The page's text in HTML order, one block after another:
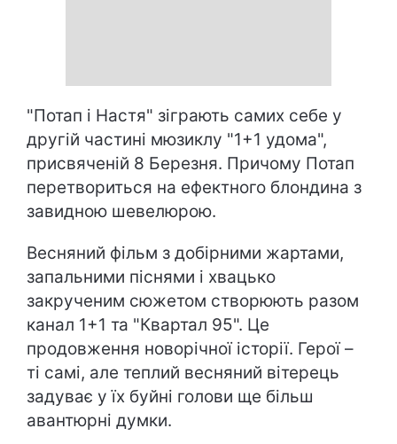
"Потап і Настя" зіграють самих себе у
другій частині мюзиклу "1+1 удома",
присвяченій 8 Березня. Причому Потап
перетвориться на ефектного блондина з
завидною шевелюрою.
Весняний фільм з добірними жартами,
запальними піснями і хвацько
закрученим сюжетом створюють разом
канал 1+1 та "Квартал 95". Це
продовження новорічної історії. Герої –
ті самі, але теплий весняний вітерець
задуває у їх буйні голови ще більш
авантюрні думки.